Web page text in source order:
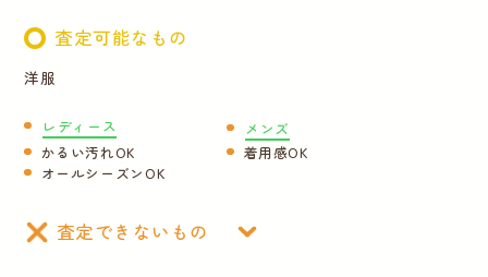
運営会社
査定可能なもの
洋服
レディース
メンズ
かるい汚れOK
着用感OK
オールシーズンOK
査定できないもの